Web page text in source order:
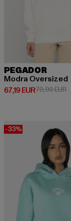
PEGADOR
Modra Oversized
67,19 EUR
Ajankohtainen hinta:
79,99 EUR
-33%